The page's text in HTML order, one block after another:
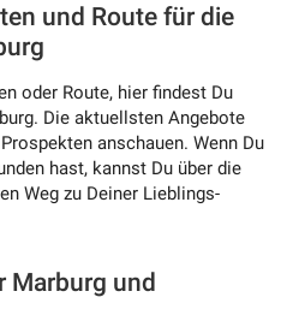
und Route für die
oder Route, hier findest Du
Die aktuellsten Angebote
anschauen. Wenn Du
hast, kannst Du über die
Weg zu Deiner Lieblings-
Marburg und